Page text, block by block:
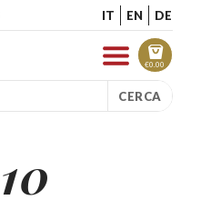
IT EN DE
€0.00
CERCA